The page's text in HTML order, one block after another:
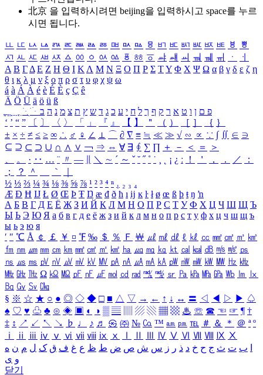
北京 을 입력하시려면 beijing을 입력하시고 space를 누르
시면 됩니다.
ㅥ ㅦ ㅧ ㅨ ㅩ ㅪ ㅫ ㅬ ㅭ ㅮ ㅯ ㅰ ㅱ ㅲ ㅳ ㅴ ㅵ ㅶ ㅷ ㅸ
ㅹ
ㅺ ㅻ ㅼ ㅽ ㅾ ㅿ ㆀ ㆁ ㆂ ㆃ ㆄ ㆅ ㆆ ㆇ ㆈ ㆉ ㆊ ㆋ ㆌ ㆍ
ㆎ
Α Β ΓΔ Ε Ζ Η Θ Ι ΚΛ Μ Ν Ξ Ο Π Ρ Σ ΤΥ Φ Χ Ψ Ω α β γ δ ε ζ η
θ ι κ λ μ ν ξ ο π ρ σ τ υ φ χ ψ ω
á à Á À é è É È ç Ç ê
Ä Ö Ü ä ö ü ß
ִֶֹ ֻּ ׁׂ פ ם ן ו ט א ר ק ף ך ל ח י ע כ ג ד ש ץ ת צ מ נ ה ב
‘ ’ “ ” 〔 〕 〈 〉 「 」 『 』 【 】 ＂ （ ） ［ ］ ｛ ｝
± × ÷ ≠ ≤ ≥ ∞ ∴ ♂ ♀ ∠ ⊥ ⌒ ∂ ∇ ≡ ≒ ≪ ≫ √ ∽ ∝ ∵ ∫ ∬ ∈ ∋
⊆ ⊇ ⊂ ⊃ ∪ ∩ ∧ ∨ ￢ ⇒ ⇔ ∀ ∃ ∮ ∑ ∏ ＋ － ＜ ＝
＞
、
。 · ‥ … ¨ 〃 ― ＼ ∼ ´ ～ ˇ ˘ ˝ ˚ ˙ ¸ ¡ ¿ ː ！ ＇ ， ． ／
：
；
？ ＾ ｀
½ ⅓ ⅔ ¼ ¾ ⅛ ⅜ ⅝ ⅞ ¹ ² ³ ⁴ ⁿ ₁ ₂ ₃ ₄
Æ Ð Ħ Ĳ Ł Ø Œ Þ Ŧ Ŋ æ đ ð ħ ı ĳ ĸ ŀ ł ø œ ß þ ŧ ŋ ŉ
А Б В Г Д Е Ё Ж З И Й К Л М Н О П Р С Т У Ф Х Ц Ч Ш Щ Ъ
Ы Ь Э Ю Я а б в г д е ё ж з и й к л м н о п р с т у ф х ц ч ш щ ъ
ы ь э ю я
′ ″ ℃ Å ￠ ￡ ￥ ¤ ℉ ‰ ＄ ％ Ｆ ￦ ㎕ ㎖ ㎗ ℓ ㎘ ㏄ ㎣ ㎤ ㎥ ㎦
㎙ ㎚ ㎛ ㎜ ㎝ ㎞ ㎟ ㎠ ㎡ ㎢ ㏊ ㎍ ㎎ ㎏ ㏏ ㎈ ㎉ ㏈ ㎧ ㎨ ㎰
㎱ ㎲ ㎳ ㎴ ㎵ ㎶ ㎷ ㎸ ㎹ ㎀ ㎁ ㎂ ㎃ ㎄ ㎺ ㎻ ㎽ ㎾ ㎿ ㎐ ㎑
㎒ ㎓ ㎔ Ω ㏀ ㏁ ㎊ ㎋ ㎌ ㏖ ㏅ ㎭ ㎮ ㎯ ㏛ ㎩ ㎪ ㎫ ㎬ ㏝ ㏐
㏓
㏃ ㏉ ㏜ ㏆
§ ※ ☆ ★ ○ ● ◎ ◇ ◆ □ ■ △ ▽ → ← ↑ ↓ ↔ 〓 ◁ ◀ ▷ ▶ ♤
♠ ♡ ♥ ♧ ♣ ⊙ ◈ ▣ ◐ ◑ ▒ ▤ ▨ ▧ ▦ ▩ ♨ ☏ ☎ ☜ ☞ ¶ †
‡ ↕ ↗ ↙ ↖ ↘ ♭ ♩ ♪ ♬ ㉿ ㈜ № ㏇ ™ ㏂ ㏘ ℡ ＃ ＆ ＊ ＠ ª º
ⅰ
ⅱ ⅲ ⅳ ⅴ ⅵ ⅶ ⅷ ⅸ ⅹ Ⅳ Ⅴ Ⅵ Ⅶ Ⅷ Ⅸ Ⅹ
ب ت ث ج ح خ د ذ ر ز س ش ص ض ط ظ ع غ ف ق ک ل م ن ه
و ی
닫기